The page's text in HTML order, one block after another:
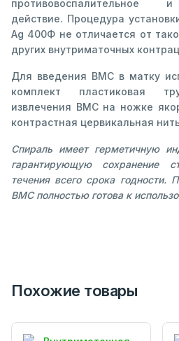
противовоспалительное
действие. Процедура
Ag 400Ф не отличается от
других внутриматочных
Для введения ВМС в матку
комплект пластиковая
извлечения ВМС на ножке
контрастная цервикальная
Спираль имеет герметичную
гарантирующую сохранение
течения всего срока годности.
ВМС полностью готова к
Похожие товары